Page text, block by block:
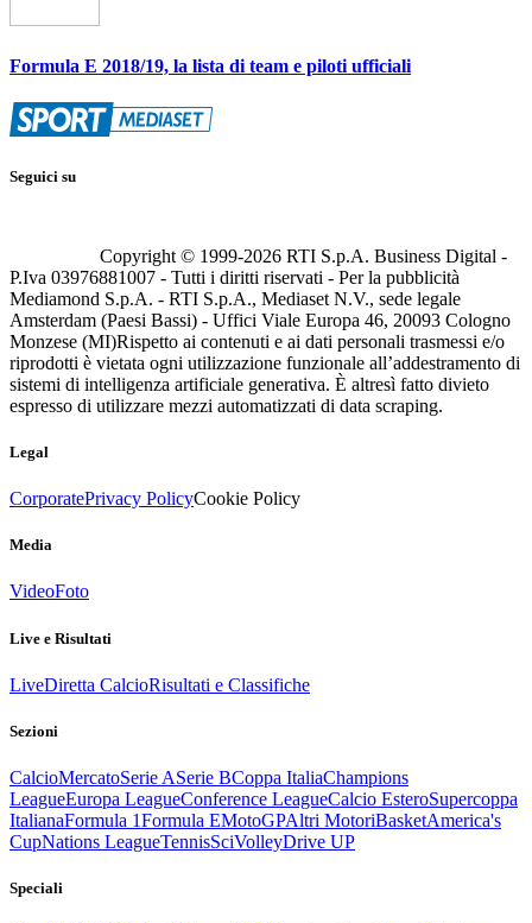
Formula E 2018/19, la lista di team e piloti ufficiali
Seguici su
Copyright © 1999-2026 RTI S.p.A. Business Digital -
P.Iva 03976881007 - Tutti i diritti riservati - Per la pubblicità
Mediamond S.p.A. - RTI S.p.A., Mediaset N.V., sede legale
Amsterdam (Paesi Bassi) - Uffici Viale Europa 46, 20093 Cologno
Monzese (MI)Rispetto ai contenuti e ai dati personali trasmessi e/o
riprodotti è vietata ogni utilizzazione funzionale all’addestramento di
sistemi di intelligenza artificiale generativa. È altresì fatto divieto
espresso di utilizzare mezzi automatizzati di data scraping.
Legal
CorporatePrivacy PolicyCookie Policy
Media
VideoFoto
Live e Risultati
LiveDiretta CalcioRisultati e Classifiche
Sezioni
CalcioMercatoSerie ASerie BCoppa ItaliaChampions
LeagueEuropa LeagueConference LeagueCalcio EsteroSupercoppa
ItalianaFormula 1Formula EMotoGPAltri MotoriBasketAmerica's
CupNations LeagueTennisSciVolleyDrive UP
Speciali